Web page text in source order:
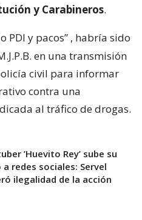
y Carabineros.
PDI y pacos” , habría sido
en una transmisión
civil para informar
contra una
al tráfico de drogas.
’Huevito Rey’ sube su
redes sociales: Servel
ilegalidad de la acción